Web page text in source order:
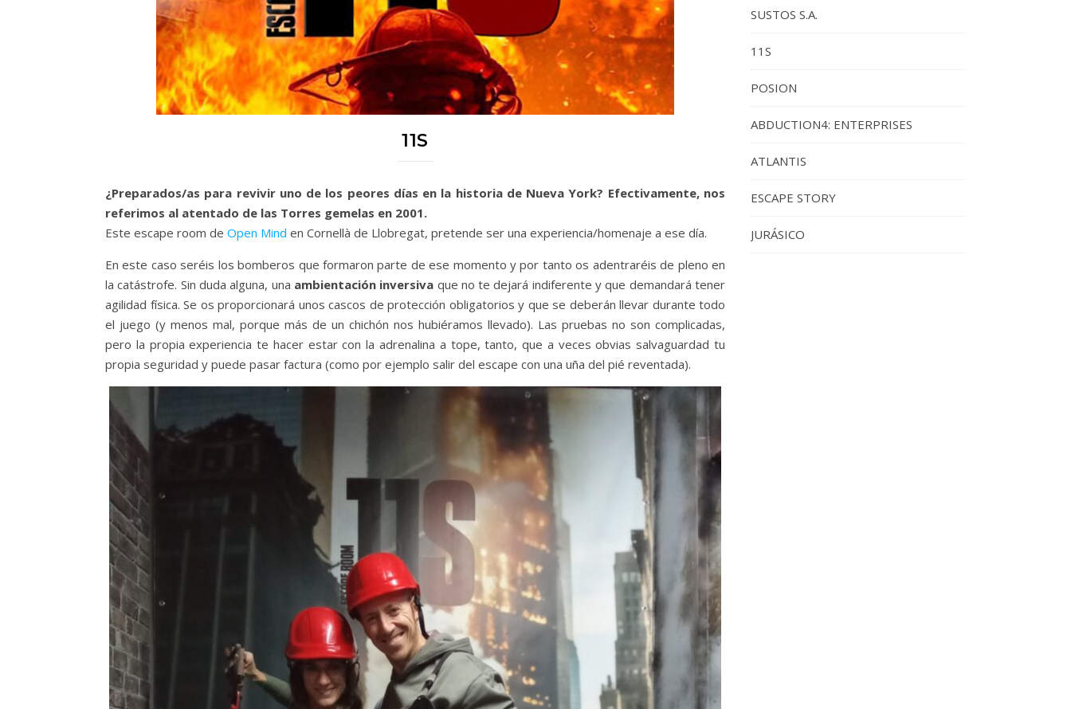
11S
¿Preparados/as para revivir uno de los peores días en la historia de Nueva York? Efectivamente, nos
referimos al atentado de las Torres gemelas en 2001.
Este escape room de Open Mind en Cornellà de Llobregat, pretende ser una experiencia/homenaje a ese día.
En este caso seréis los bomberos que formaron parte de ese momento y por tanto os adentraréis de pleno en
la catástrofe. Sin duda alguna, una ambientación inversiva que no te dejará indiferente y que demandará tener
agilidad física. Se os proporcionará unos cascos de protección obligatorios y que se deberán llevar durante todo
el juego (y menos mal, porque más de un chichón nos hubiéramos llevado). Las pruebas no son complicadas,
pero la propia experiencia te hacer estar con la adrenalina a tope, tanto, que a veces obvias salvaguardad tu
propia seguridad y puede pasar factura (como por ejemplo salir del escape con una uña del pié reventada).
SUSTOS S.A.
11S
POSION
ABDUCTION4: ENTERPRISES
ATLANTIS
ESCAPE STORY
JURÁSICO